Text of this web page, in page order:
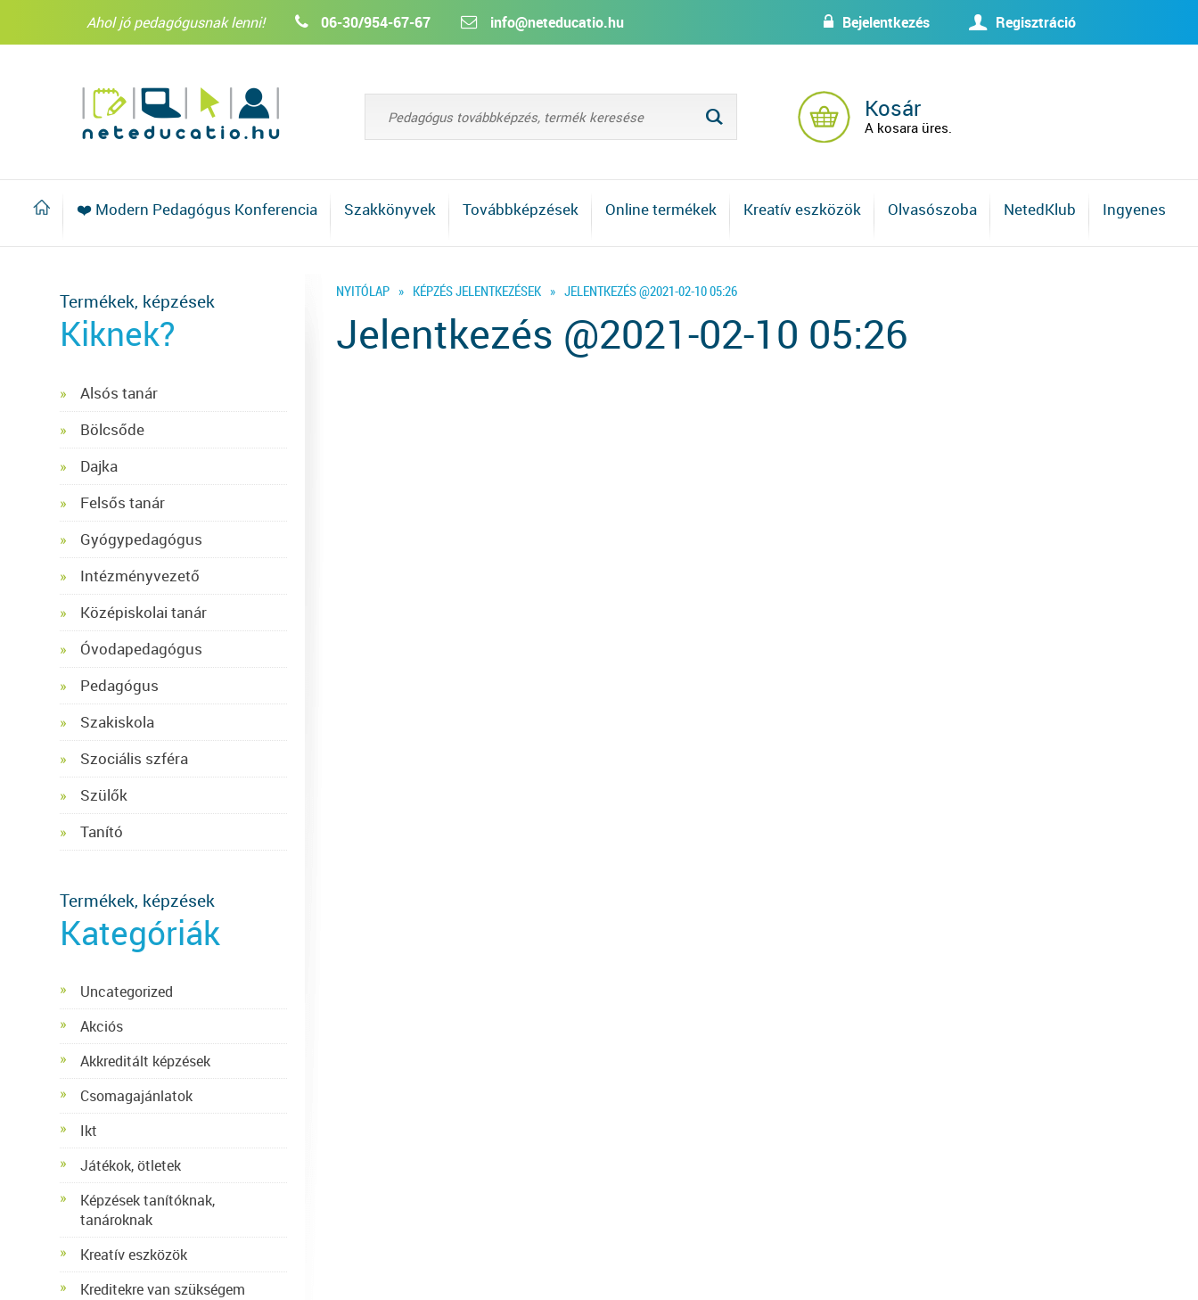
w Bejelentkezés U Regisztráció
Ahol jó pedagógusnak lenni! 06-30/954-67-67 info@neteducatio.hu
L Kosár
A kosara üres.
❤️ Modern Pedagógus Konferencia Szakkönyvek Továbbképzések Online termékek Kreatív eszközök Olvasószoba NetedKlub Ingyenes
NYITÓLAP » KÉPZÉS JELENTKEZÉSEK » JELENTKEZÉS @2021-02-10 05:26
Jelentkezés @2021-02-10 05:26
Termékek, képzések
Kiknek?
Alsós tanár
Bölcsőde
Dajka
Felsős tanár
Gyógypedagógus
Intézményvezető
Középiskolai tanár
Óvodapedagógus
Pedagógus
Szakiskola
Szociális szféra
Szülők
Tanító
Termékek, képzések
Kategóriák
Uncategorized
Akciós
Akkreditált képzések
Csomagajánlatok
Ikt
Játékok, ötletek
Képzések tanítóknak,
tanároknak
Kreatív eszközök
Kreditekre van szükségem